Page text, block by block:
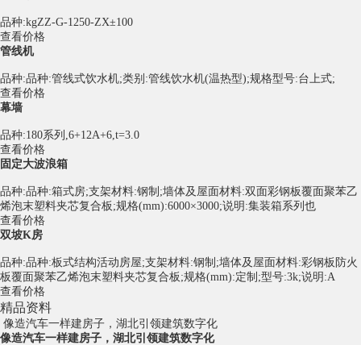
品种:kgZZ-G-1250-ZX±100
查看价格
管线机
品种:品种:管线式饮水机;类别:管线饮水机(温热型);规格型号:台上式;
查看价格
幕墙
品种:180系列,6+12A+6,t=3.0
查看价格
固定大波浪箱
品种:品种:箱式房;支架材料:钢制;墙体及屋面材料:双面彩钢板覆面聚苯乙
烯泡末塑料夹芯复合板;规格(mm):6000×3000;说明:集装箱系列也
查看价格
双坡K房
品种:品种:板式结构活动房屋;支架材料:钢制;墙体及屋面材料:彩钢板防火
板覆面聚苯乙烯泡末塑料夹芯复合板;规格(mm):定制;型号:3k;说明:A
查看价格
精品资料
像造汽车一样建房子，湖北引领建筑数字化
像造汽车一样建房子，湖北引领建筑数字化